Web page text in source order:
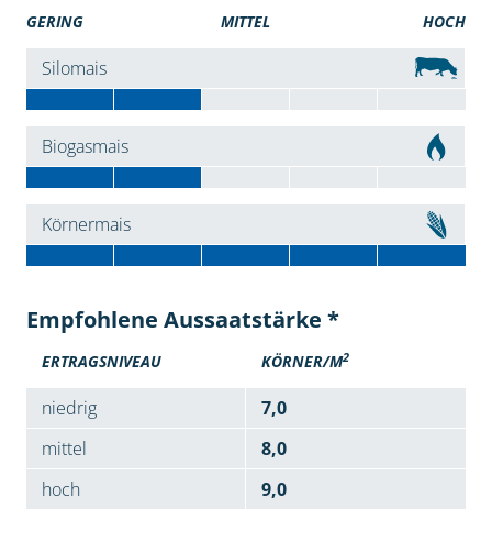
GERING MITTEL HOCH
Silomais
Biogasmais
Körnermais
Empfohlene Aussaatstärke *
ERTRAGSNIVEAU KÖRNER/M2
niedrig
7,0
mittel
8,0
hoch
9,0